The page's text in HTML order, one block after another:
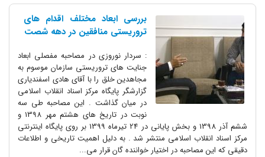
بررسی ابعاد مختلف اقدام های
تروریستی منافقین در دهه شصت
: سردار نوروزی در مصاحبه مفصلی ابعاد
جنایت های تروریستی سازمان موسوم به
مجاهدین خلق را با آقای هادی اسفندیاری
گزارشگر پایگاه مرکز اسناد انقلاب اسلامی
در میان گذاشت . این مصاحبه طی سه
نوبت در تاریخ های هشتم مهر 1398 و
ششم آذر 1398 و بخش پایانی در 24 تیرماه 1399 بر روی پایگاه اینترنتی
مرکز اسناد انقلاب اسلامی منتشر شد . به دلیل اهمیت تاریخی و اطلاعات
دقیقی که این مصاحبه در اختیار خواننده گان قرار می...